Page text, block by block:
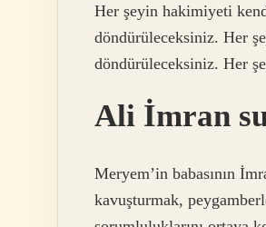
Her şeyin hakimiyeti
döndürüleceksiniz. Her
döndürüleceksiniz. Her
Ali İmran
Meryem’in babasının
kavuşturmak,